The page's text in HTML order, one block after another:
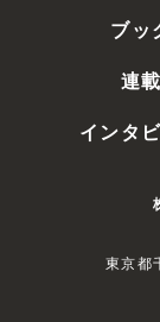
ブッ
連載
インタ
東京都